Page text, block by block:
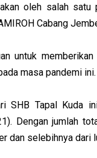
oleh salah
Cabang
untuk
masa pandemi ini.
SHB Tapal Kuda
Dengan jumlah
dan selebihnya dari